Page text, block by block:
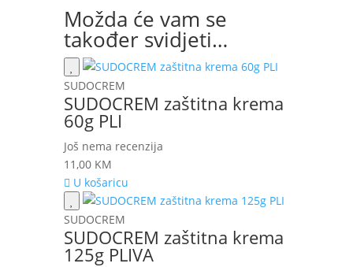
Možda će vam se
također svidjeti…
SUDOCREM
SUDOCREM zaštitna krema
60g PLI
Još nema recenzija
11,00 KM
U košaricu
SUDOCREM
SUDOCREM zaštitna krema
125g PLIVA